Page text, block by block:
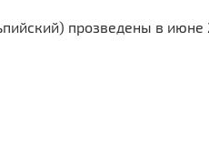
прозведены в июне